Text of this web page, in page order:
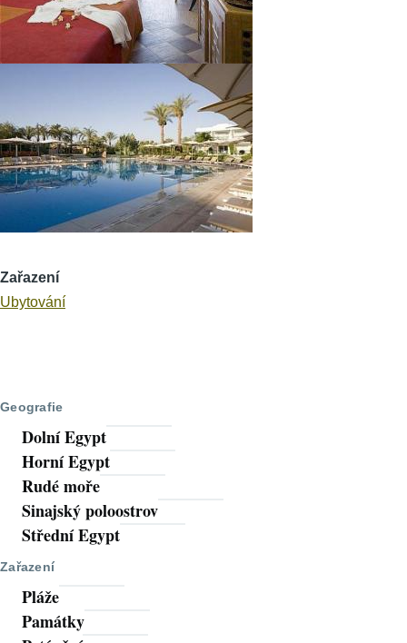
Zařazení
Ubytování
Geografie
Dolní Egypt
Horní Egypt
Rudé moře
Sinajský poloostrov
Střední Egypt
Zařazení
Pláže
Památky